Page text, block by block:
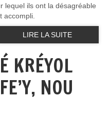
lequel ils ont la désagréable
accompli.
LIRE LA SUITE
KRÉYOL
NOU